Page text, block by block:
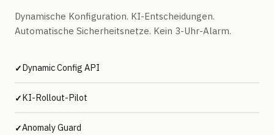
Dynamische Konfiguration. KI-Entscheidungen.
Automatische Sicherheitsnetze. Kein 3-Uhr-Alarm.
✓Dynamic Config API
✓KI-Rollout-Pilot
✓Anomaly Guard